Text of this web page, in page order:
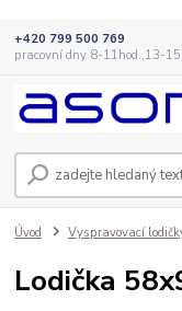
+420 799 500 769
pracovní dny 8-11hod.,13-
Úvod Vyspravovací
Lodička